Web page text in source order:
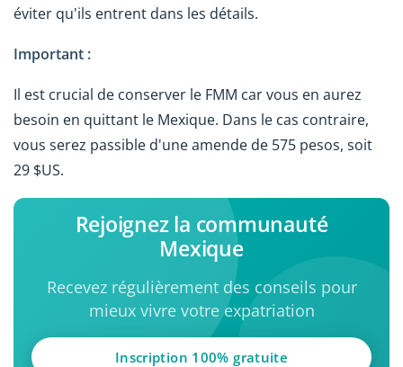
éviter qu'ils entrent dans les détails.
Important :
Il est crucial de conserver le FMM car vous en aurez
besoin en quittant le Mexique. Dans le cas contraire,
vous serez passible d'une amende de 575 pesos, soit
29 $US.
Rejoignez la communauté
Mexique
Recevez régulièrement des conseils pour
mieux vivre votre expatriation
Inscription 100% gratuite